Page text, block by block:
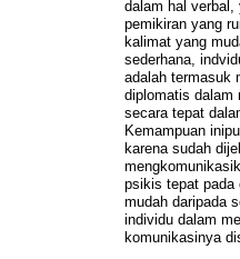
dalam hal verbal,
pemikiran yang
kalimat yang
sederhana,
adalah termasuk
diplomatis dalam
secara tepat
Kemampuan
karena sudah
psikis tepat pada
mudah daripada
individu dalam
komunikasinya